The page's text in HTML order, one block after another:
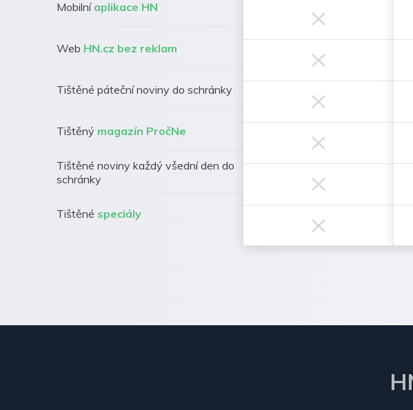
Mobilní aplikace HN
Web HN.cz bez reklam
Tištěné páteční noviny do schránky
Tištěný magazín PročNe
Tištěné noviny každý všední den do
schránky
Tištěné speciály